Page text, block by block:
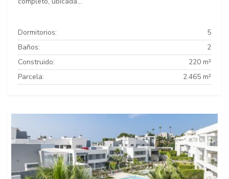
Dormitorios:
5
Baños:
2
Construido:
220 m²
Parcela:
2.465 m²